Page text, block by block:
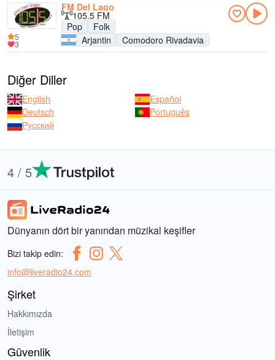
FM Del Lago
105.5 FM
Pop
Folk
Arjantin
Comodoro Rivadavia
5
3
Diğer Diller
English
Español
Deutsch
Português
Русский
4 / 5
Dünyanın dört bir yanından müzikal keşifler
Bizi takip edin:
info@liveradio24.com
Şirket
Hakkımızda
İletişim
Güvenlik